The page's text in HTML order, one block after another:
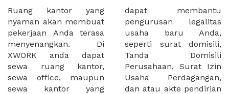
Ruang kantor yang
nyaman akan membuat
pekerjaan Anda terasa
menyenangkan. Di
XWORK anda dapat
sewa ruang kantor,
sewa office, maupun
sewa kantor yang
dapat membantu
pengurusan legalitas
usaha baru Anda,
seperti surat domisili,
Tanda Domisili
Perusahaan, Surat Izin
Usaha Perdagangan,
dan atau akte pendirian